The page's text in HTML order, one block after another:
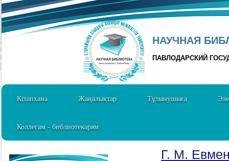
НАУЧНАЯ
ПАВЛОДАРСКИЙ
Кітапхана Жаңалықтар Тұтынушыға
Коллегам - библиотекарям
Г. М.